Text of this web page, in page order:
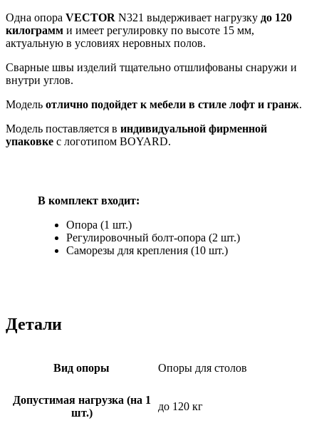
Одна опора VECTOR N321 выдерживает нагрузку до 120
килограмм и имеет регулировку по высоте 15 мм,
актуальную в условиях неровных полов.
Сварные швы изделий тщательно отшлифованы снаружи и
внутри углов.
Модель отлично подойдет к мебели в стиле лофт и гранж.
Модель поставляется в индивидуальной фирменной
упаковке с логотипом BOYARD.
В комплект входит:
Опора (1 шт.)
Регулировочный болт-опора (2 шт.)
Cаморезы для крепления (10 шт.)
Детали
Вид опоры Опоры для столов
Допустимая нагрузка (на 1
шт.)
до 120 кг